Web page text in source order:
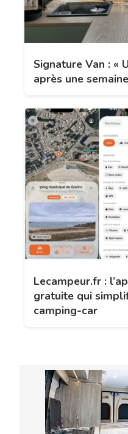
Signature Van : «
après une
Lecampeur.fr :
gratuite qui
camping-car